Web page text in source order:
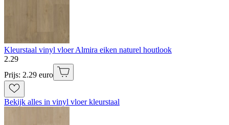
Kleurstaal vinyl vloer Almira eiken naturel houtlook
2.29
Prijs: 2.29 euro
Bekijk alles in vinyl vloer kleurstaal